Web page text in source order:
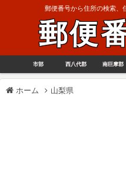
郵便番号から住所の検索、
郵便
市部 西八代郡 南巨摩郡
ホーム 山梨県